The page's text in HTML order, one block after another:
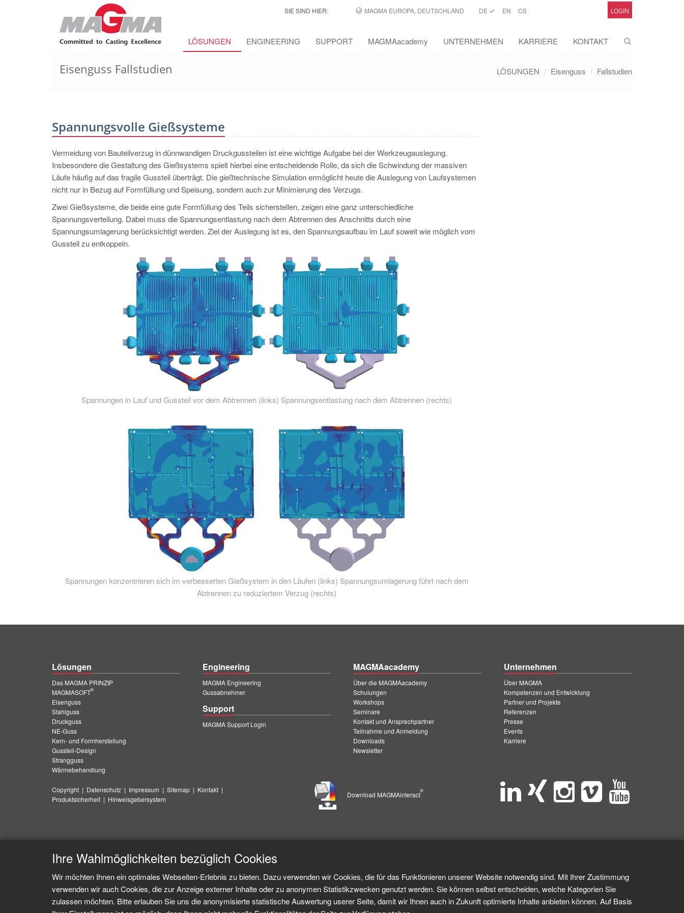
SIE SIND HIER: MAGMA EUROPA, DEUTSCHLAND DE EN CS LOGIN
LÖSUNGEN ENGINEERING SUPPORT MAGMAacademy UNTERNEHMEN KARRIERE KONTAKT
Eisenguss Fallstudien LÖSUNGEN Eisenguss Fallstudien
Spannungsvolle Gießsysteme
Vermeidung von Bauteilverzug in dünnwandigen Druckgussteilen ist eine wichtige Aufgabe bei der Werkzeugauslegung.
Insbesondere die Gestaltung des Gießsystems spielt hierbei eine entscheidende Rolle, da sich die Schwindung der massiven
Läufe häufig auf das fragile Gussteil überträgt. Die gießtechnische Simulation ermöglicht heute die Auslegung von Laufsystemen
nicht nur in Bezug auf Formfüllung und Speisung, sondern auch zur Minimierung des Verzugs.
Zwei Gießsysteme, die beide eine gute Formfüllung des Teils sicherstellen, zeigen eine ganz unterschiedliche
Spannungsverteilung. Dabei muss die Spannungsentlastung nach dem Abtrennen des Anschnitts durch eine
Spannungsumlagerung berücksichtigt werden. Ziel der Auslegung ist es, den Spannungsaufbau im Lauf soweit wie möglich vom
Gussteil zu entkoppeln.
Spannungen in Lauf und Gussteil vor dem Abtrennen (links) Spannungsentlastung nach dem Abtrennen (rechts)
Spannungen konzentrieren sich im verbesserten Gießsystem in den Läufen (links) Spannungsumlagerung führt nach dem
Abtrennen zu reduziertem Verzug (rechts)
Lösungen
Das MAGMA PRINZIP
MAGMASOFT
®
Eisenguss
Stahlguss
Druckguss
NE-Guss
Kern- und Formherstellung
Gussteil-Design
Strangguss
Wärmebehandlung
Engineering
MAGMA Engineering
Gussabnehmer
Support
MAGMA Support Login
MAGMAacademy
Über die MAGMAacademy
Schulungen
Workshops
Seminare
Kontakt und Ansprechpartner
Teilnahme und Anmeldung
Downloads
Newsletter
Unternehmen
Über MAGMA
Kompetenzen und Entwicklung
Partner und Projekte
Referenzen
Presse
Events
Karriere
Copyright | Datenschutz | Impressum | Sitemap | Kontakt |
Produktsicherheit | Hinweisgebersystem
Download MAGMAinteract
®
Ihre Wahlmöglichkeiten bezüglich Cookies
Wir möchten Ihnen ein optimales Webseiten-Erlebnis zu bieten. Dazu verwenden wir Cookies, die für das Funktionieren unserer Website notwendig sind. Mit Ihrer Zustimmung
verwenden wir auch Cookies, die zur Anzeige externer Inhalte oder zu anonymen Statistikzwecken genutzt werden. Sie können selbst entscheiden, welche Kategorien Sie
zulassen möchten. Bitte erlauben Sie uns die anonymisierte statistische Auswertung userer Seite, damit wir Ihnen auch in Zukunft optimierte Inhalte anbieten können. Auf Basis